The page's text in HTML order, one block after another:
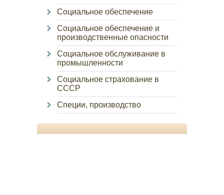
Социальное обеспечение
Социальное обеспечение и
производственные опасности
Социальное обслуживание в
промышленности
Социальное страхование в
СССР
Специи, производство